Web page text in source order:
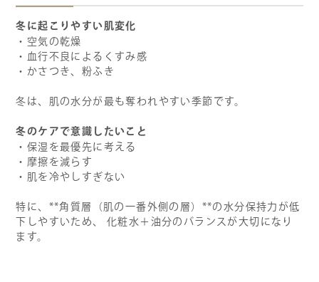
冬に起こりやすい肌変化
・空気の乾燥
・血行不良によるくすみ感
・かさつき、粉ふき
冬は、肌の水分が最も奪われやすい季節です。
冬のケアで意識したいこと
・保湿を最優先に考える
・摩擦を減らす
・肌を冷やしすぎない
特に、**角質層（肌の一番外側の層）**の水分保持力が低
下しやすいため、 化粧水＋油分のバランスが大切になり
ます。